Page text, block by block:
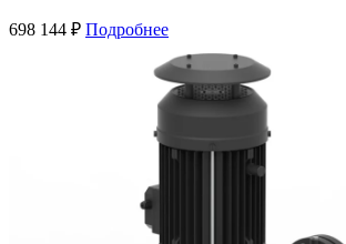
698 144 ₽ Подробнее